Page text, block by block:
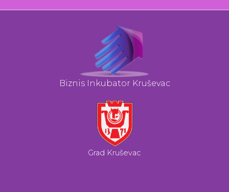
Biznis Inkubator Kruševac
Grad Kruševac